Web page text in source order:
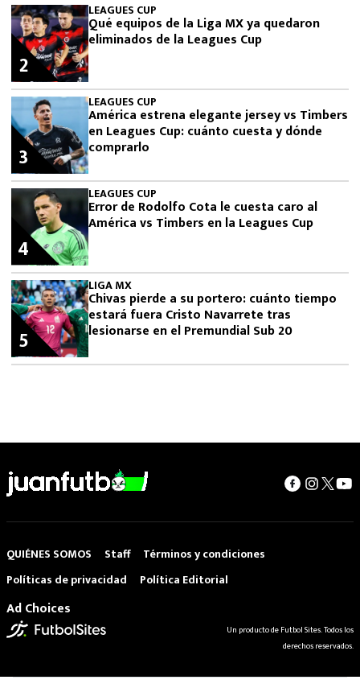
LEAGUES CUP
Qué equipos de la Liga MX ya quedaron
eliminados de la Leagues Cup
2
LEAGUES CUP
América estrena elegante jersey vs Timbers
en Leagues Cup: cuánto cuesta y dónde
comprarlo
3
LEAGUES CUP
Error de Rodolfo Cota le cuesta caro al
América vs Timbers en la Leagues Cup
4
LIGA MX
Chivas pierde a su portero: cuánto tiempo
estará fuera Cristo Navarrete tras
lesionarse en el Premundial Sub 20
5
QUIÉNES SOMOS Staff
Términos y condiciones
Políticas de privacidad
Política Editorial
Ad Choices
Un producto de Futbol Sites. Todos los
derechos reservados.